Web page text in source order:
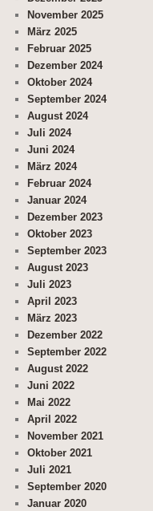
November 2025
März 2025
Februar 2025
Dezember 2024
Oktober 2024
September 2024
August 2024
Juli 2024
Juni 2024
März 2024
Februar 2024
Januar 2024
Dezember 2023
Oktober 2023
September 2023
August 2023
Juli 2023
April 2023
März 2023
Dezember 2022
September 2022
August 2022
Juni 2022
Mai 2022
April 2022
November 2021
Oktober 2021
Juli 2021
September 2020
Januar 2020